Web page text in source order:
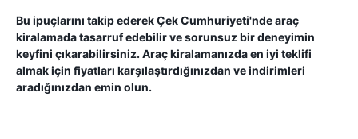
Bu ipuçlarını takip ederek Çek Cumhuriyeti'nde araç
kiralamada tasarruf edebilir ve sorunsuz bir deneyimin
keyfini çıkarabilirsiniz. Araç kiralamanızda en iyi teklifi
almak için fiyatları karşılaştırdığınızdan ve indirimleri
aradığınızdan emin olun.